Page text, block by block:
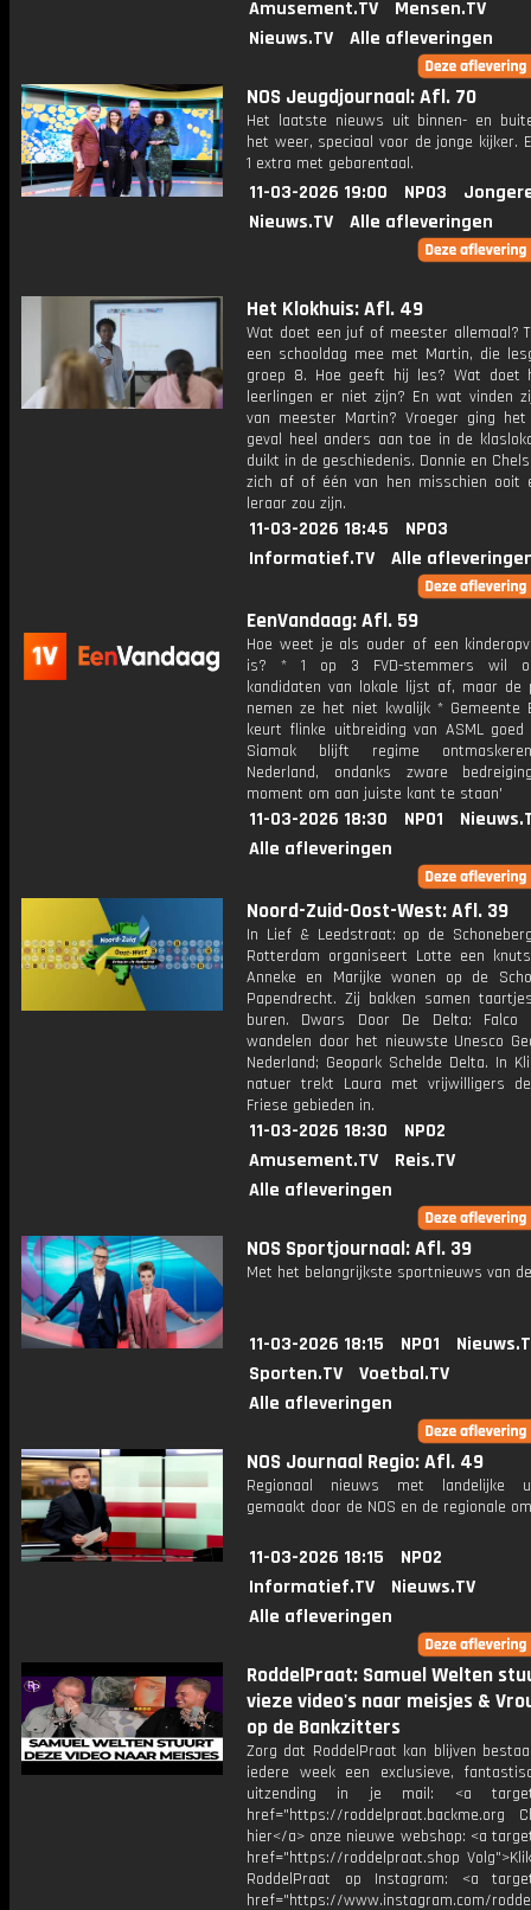
Amusement.TV
Mensen.TV
Nieuws.TV
Alle afleveringen
NOS Jeugdjournaal: Afl. 70
Het laatste nieuws uit binnen- en
het weer, speciaal voor de jonge kijker.
1 extra met gebarentaal.
11-03-2026 19:00 NPO3
Nieuws.TV
Alle afleveringen
Het Klokhuis: Afl. 49
Wat doet een juf of meester allemaal?
een schooldag mee met Martin, die
groep 8. Hoe geeft hij les? Wat doet
leerlingen er niet zijn? En wat vinden
van meester Martin? Vroeger ging
geval heel anders aan toe in de
duikt in de geschiedenis. Donnie en
zich af of één van hen misschien ooit
leraar zou zijn.
11-03-2026 18:45
NPO3
Informatief.TV
Alle
EenVandaag: Afl. 59
Hoe weet je als ouder of een
is? * 1 op 3 FVD-stemmers wil
kandidaten van lokale lijst af, maar de
nemen ze het niet kwalijk * Gemeente
keurt flinke uitbreiding van ASML
Siamak blijft regime
Nederland, ondanks zware
moment om aan juiste kant te staan'
11-03-2026 18:30 NPO1
Alle afleveringen
Noord-Zuid-Oost-West: Afl. 39
In Lief & Leedstraat: op de
Rotterdam organiseert Lotte een
Anneke en Marijke wonen op de
Papendrecht. Zij bakken samen
buren. Dwars Door De Delta: Falco
wandelen door het nieuwste Unesco
Nederland; Geopark Schelde Delta. In
natuer trekt Laura met vrijwilligers
Friese gebieden in.
11-03-2026 18:30
NPO2
Amusement.TV
Reis.TV
Alle afleveringen
NOS Sportjournaal: Afl. 39
Met het belangrijkste sportnieuws van
11-03-2026 18:15 NPO1
Sporten.TV
Voetbal.TV
Alle afleveringen
NOS Journaal Regio: Afl. 49
Regionaal nieuws met landelijke
gemaakt door de NOS en de regionale
11-03-2026 18:15
NPO2
Informatief.TV
Nieuws.TV
Alle afleveringen
RoddelPraat: Samuel Welten
vieze video's naar meisjes &
op de Bankzitters
Zorg dat RoddelPraat kan blijven
iedere week een exclusieve,
uitzending in je mail: <a
href="https://roddelpraat.backme.org
hier</a> onze nieuwe webshop: <a
href="https://roddelpraat.shop
RoddelPraat op Instagram: <a
href="https://www.instagram.com/